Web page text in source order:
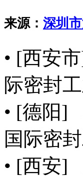
来源： 深圳
• [西安
际密封
• [德阳]
国际密
• [西安]